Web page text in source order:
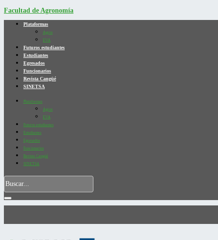
Facultad de Agronomía
Plataformas
Agros
EVA
Futuros estudiantes
Estudiantes
Egresados
Funcionarios
Revista Cangüé
SINETSA
Plataformas
Agros
EVA
Futuros estudiantes
Estudiantes
Egresados
Funcionarios
Revista Cangüé
SINETSA